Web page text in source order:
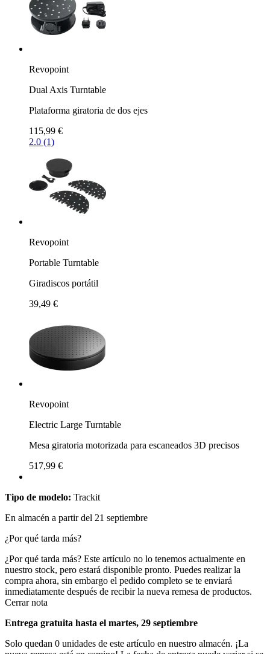
Revopoint
Dual Axis Turntable
Plataforma giratoria de dos ejes
115,99 €
2.0 (1)
Revopoint
Portable Turntable
Giradiscos portátil
39,49 €
Revopoint
Electric Large Turntable
Mesa giratoria motorizada para escaneados 3D precisos
517,99 €
Tipo de modelo: Trackit
En almacén a partir del 21 septiembre
¿Por qué tarda más?
¿Por qué tarda más? Este artículo no lo tenemos actualmente en
nuestro stock, pero estará disponible pronto. Puedes realizar la
compra ahora, sin embargo el pedido completo se te enviará
inmediatamente después de recibir la nueva remesa de productos.
Cerrar nota
Entrega gratuita hasta el martes, 29 septiembre
Solo quedan 0 unidades de este artículo en nuestro almacén. ¡La